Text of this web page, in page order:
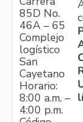
85D No.
46A – 65
Complejo
logístico
San
Cayetano
Horario:
8:00 a.m. –
4:00 p.m.